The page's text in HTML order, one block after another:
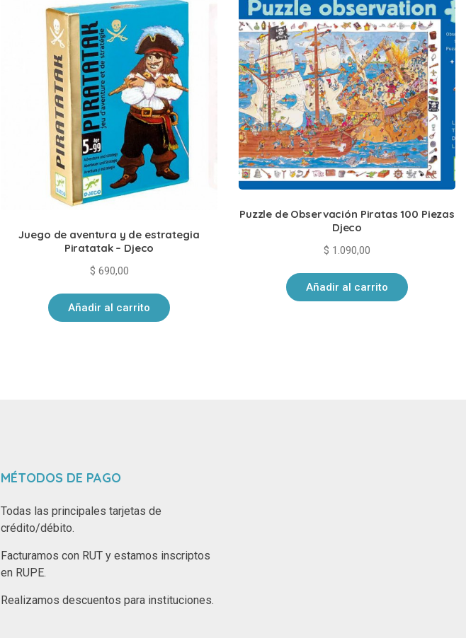
Juego de aventura y de estrategia
Piratatak – Djeco
$ 690,00
Añadir al carrito
Puzzle de Observación Piratas 100 Piezas
Djeco
$ 1.090,00
Añadir al carrito
MÉTODOS DE PAGO
Todas las principales tarjetas de
crédito/débito.
Facturamos con RUT y estamos inscriptos
en RUPE.
Realizamos descuentos para instituciones.